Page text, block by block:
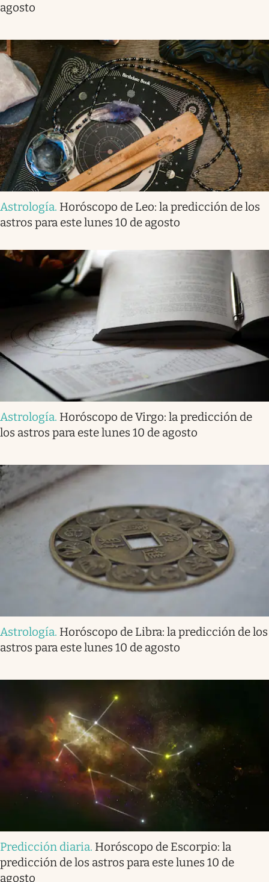
agosto
Astrología. Horóscopo de Leo: la predicción de los
astros para este lunes 10 de agosto
Astrología. Horóscopo de Virgo: la predicción de
los astros para este lunes 10 de agosto
Astrología. Horóscopo de Libra: la predicción de los
astros para este lunes 10 de agosto
Predicción diaria. Horóscopo de Escorpio: la
predicción de los astros para este lunes 10 de
agosto